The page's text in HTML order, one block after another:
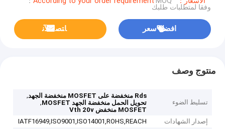
وفقا لمتطلبات طلبك
افضل سعر ﺎﺘﺼﻟ ﺍﻶﻧ
منتوج وصف
تسليط الضوء
Rds منخفضة على MOSFET منخفضة الجهد
,
تحويل الحمل منخفضة الجهد MOSFET
,
MOSFET منخفض Vth 20v
إصدار الشهادات
IATF16949,ISO9001,ISO14001,ROHS,REACH